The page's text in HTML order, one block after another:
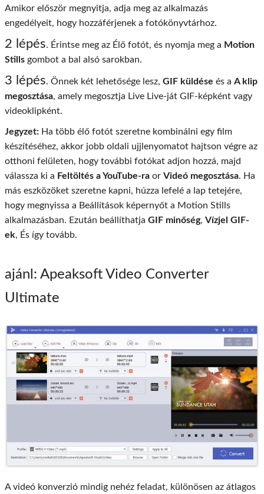
Amikor először megnyitja, adja meg az alkalmazás
engedélyeit, hogy hozzáférjenek a fotókönyvtárhoz.
2 lépés. Érintse meg az Élő fotót, és nyomja meg a Motion
Stills gombot a bal alsó sarokban.
3 lépés. Önnek két lehetősége lesz, GIF küldése és a A klip
megosztása, amely megosztja Live Live-ját GIF-képként vagy
videoklipként.
Jegyzet: Ha több élő fotót szeretne kombinálni egy film
készítéséhez, akkor jobb oldali ujjlenyomatot hajtson végre az
otthoni felületen, hogy további fotókat adjon hozzá, majd
válassza ki a Feltöltés a YouTube-ra or Videó megosztása. Ha
más eszközöket szeretne kapni, húzza lefelé a lap tetejére,
hogy megnyissa a Beállítások képernyőt a Motion Stills
alkalmazásban. Ezután beállíthatja GIF minőség, Vízjel GIF-
ek, És így tovább.
ajánl : Apeaksoft Video Converter
Ultimate
A videó konverzió mindig nehéz feladat, különösen az átlagos